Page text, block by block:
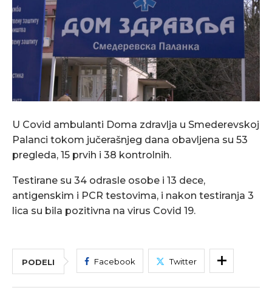
U Covid ambulanti Doma zdravlja u Smederevskoj
Palanci tokom jučerašnjeg dana obavljena su 53
pregleda, 15 prvih i 38 kontrolnih.
Testirane su 34 odrasle osobe i 13 dece,
antigenskim i PCR testovima, i nakon testiranja 3
lica su bila pozitivna na virus Covid 19.
PODELI Facebook Twitter